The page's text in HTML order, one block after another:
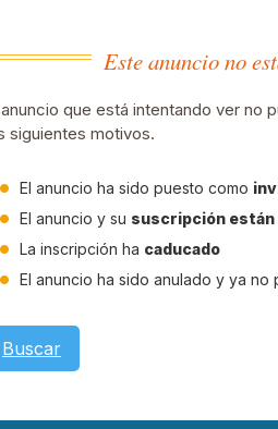
Este anuncio no
que está intentando ver no
siguientes motivos.
El anuncio ha sido puesto como
El anuncio y su suscripción
La inscripción ha caducado
El anuncio ha sido anulado y ya no
Buscar